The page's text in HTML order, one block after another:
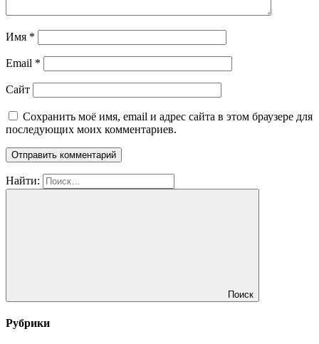
Имя *
Email *
Сайт
Сохранить моё имя, email и адрес сайта в этом браузере для
последующих моих комментариев.
Найти:
Поиск
Рубрики